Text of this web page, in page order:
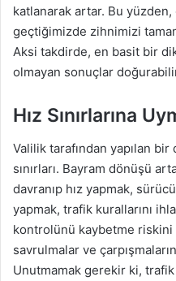
katlanarak artar. Bu yüzden,
geçtiğimizde zihnimizi
Aksi takdirde, en basit bir
olmayan sonuçlar
Hız Sınırlarına
Valilik tarafından yapılan
sınırları. Bayram dönüşü
davranıp hız yapmak,
yapmak, trafik kurallarını
kontrolünü kaybetme riskini
savrulmalar ve
Unutmamak gerekir ki,